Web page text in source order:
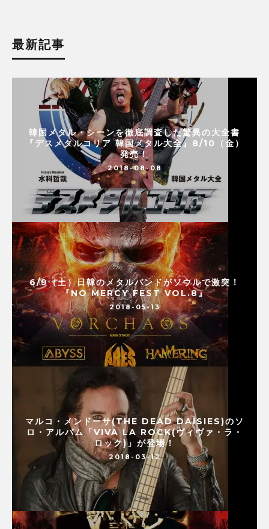
最新記事
韓国メタル・シーンを徹底調査した驚異の大全書
『デスメタルコリア 韓国メタル大全』8/10（金）
発売！
2018-08-08
6/9（土）日韓のメタルバンドがソウルで激突！
『NO MERCY FEST VOL.8』
2018-05-13
マルコ・メンドーサ(THE DEAD DAISIES)のソ
ロ・アルバム「VIVA LA ROCK(ヴィヴァ・ラ・
ロック)」が登場！
2018-03-12